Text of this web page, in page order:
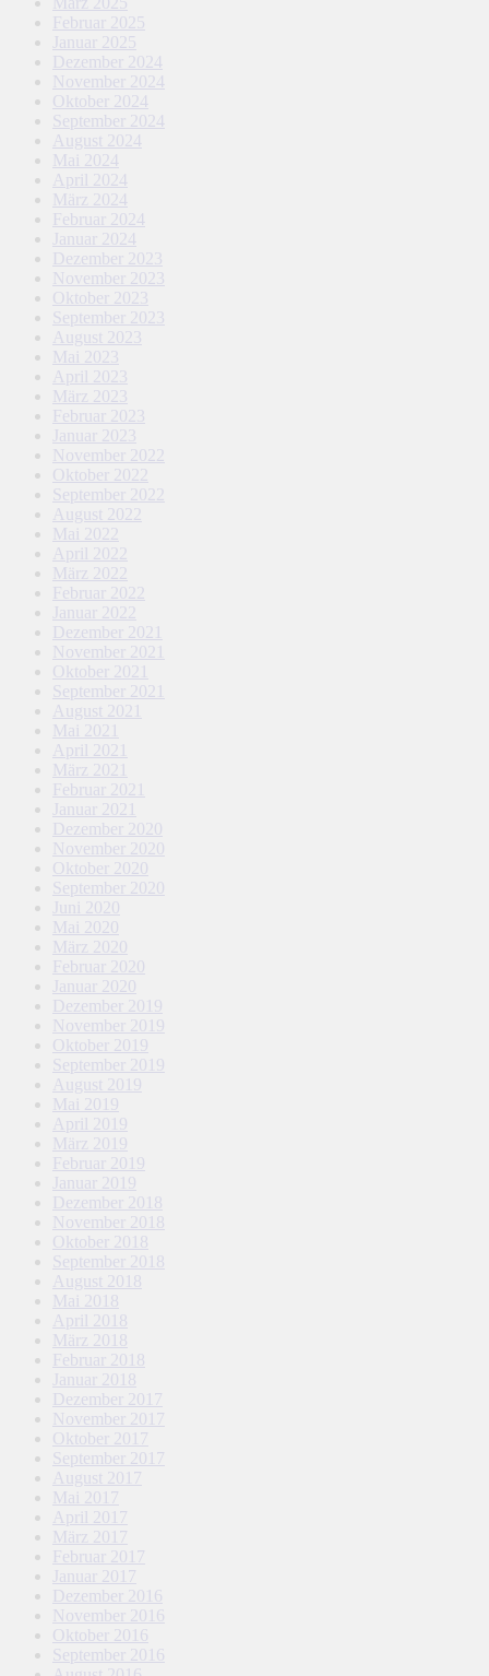
Februar 2025
Januar 2025
Dezember 2024
November 2024
Oktober 2024
September 2024
August 2024
Mai 2024
April 2024
März 2024
Februar 2024
Januar 2024
Dezember 2023
November 2023
Oktober 2023
September 2023
August 2023
Mai 2023
April 2023
März 2023
Februar 2023
Januar 2023
November 2022
Oktober 2022
September 2022
August 2022
Mai 2022
April 2022
März 2022
Februar 2022
Januar 2022
Dezember 2021
November 2021
Oktober 2021
September 2021
August 2021
Mai 2021
April 2021
März 2021
Februar 2021
Januar 2021
Dezember 2020
November 2020
Oktober 2020
September 2020
Juni 2020
Mai 2020
März 2020
Februar 2020
Januar 2020
Dezember 2019
November 2019
Oktober 2019
September 2019
August 2019
Mai 2019
April 2019
März 2019
Februar 2019
Januar 2019
Dezember 2018
November 2018
Oktober 2018
September 2018
August 2018
Mai 2018
April 2018
März 2018
Februar 2018
Januar 2018
Dezember 2017
November 2017
Oktober 2017
September 2017
August 2017
Mai 2017
April 2017
März 2017
Februar 2017
Januar 2017
Dezember 2016
November 2016
Oktober 2016
September 2016